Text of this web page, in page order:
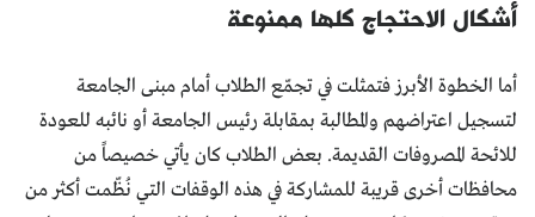
أشكال الاحتجاج كلها ممنوعة
أما الخطوة الأبرز فتمثلت في تجمّع الطلاب أمام مبنى الجامعة
لتسجيل اعتراضهم والمطالبة بمقابلة رئيس الجامعة أو نائبه للعودة
للائحة المصروفات القديمة. بعض الطلاب كان يأتي خصيصاً من
محافظات أخرى قريبة للمشاركة في هذه الوقفات التي نُظّمت أكثر من